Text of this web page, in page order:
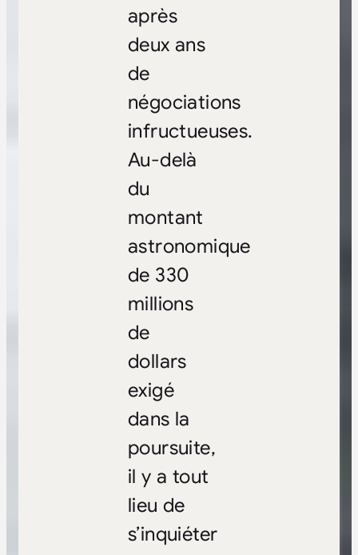
après
deux ans
de
négociations
infructueuses.
Au-delà
du
montant
astronomique
de 330
millions
de
dollars
exigé
dans la
poursuite,
il y a tout
lieu de
s’inquiéter